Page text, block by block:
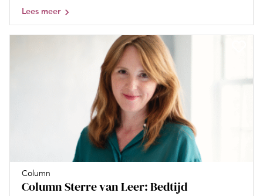
Lees meer
Column
Column Sterre van Leer: Bedtijd